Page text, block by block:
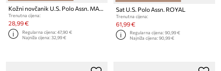
Kožni novčanik U.S. Polo Assn. MANSFIELD
Trenutna cijena:
28,99 €
Regularna cijena:47,90 €
Najniža cijena:32,99 €
Sat U.S. Polo Assn. ROYAL
Trenutna cijena:
61,99 €
Regularna cijena:90,99 €
Najniža cijena:90,99 €